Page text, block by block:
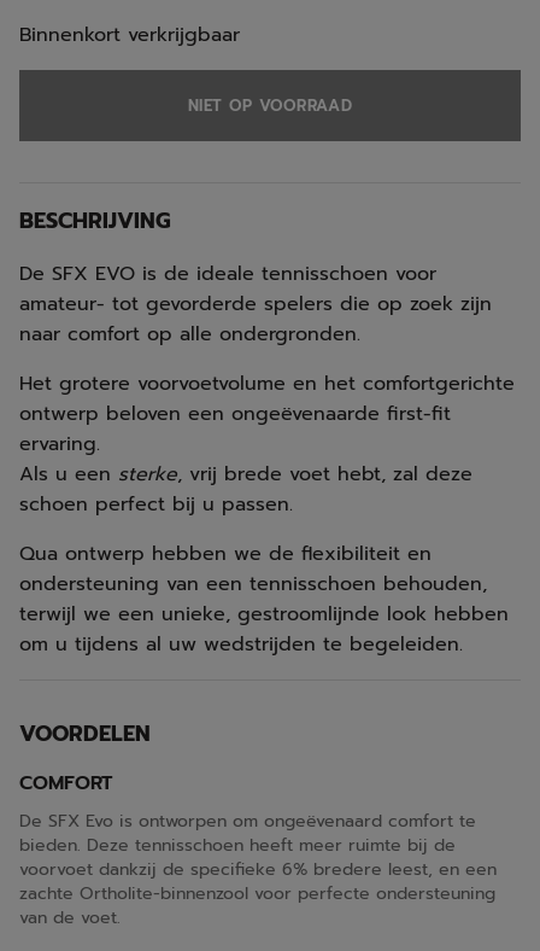
Binnenkort verkrijgbaar
NIET OP VOORRAAD
BESCHRIJVING
De SFX EVO is de ideale tennisschoen voor
amateur- tot gevorderde spelers die op zoek zijn
naar comfort op alle ondergronden.
Het grotere voorvoetvolume en het comfortgerichte
ontwerp beloven een ongeëvenaarde first-fit
ervaring.
Als u een sterke, vrij brede voet hebt, zal deze
schoen perfect bij u passen.
Qua ontwerp hebben we de flexibiliteit en
ondersteuning van een tennisschoen behouden,
terwijl we een unieke, gestroomlijnde look hebben
om u tijdens al uw wedstrijden te begeleiden.
VOORDELEN
COMFORT
De SFX Evo is ontworpen om ongeëvenaard comfort te
bieden. Deze tennisschoen heeft meer ruimte bij de
voorvoet dankzij de specifieke 6% bredere leest, en een
zachte Ortholite-binnenzool voor perfecte ondersteuning
van de voet.